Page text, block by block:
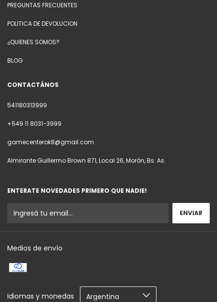
PREGUNTAS FRECUENTES
POLITICA DE DEVOLUCION
¿QUIENES SOMOS?
BLOG
CONTACTÁNOS
541180313999
+549 11 8031-3999
gamecenterok8@gmail.com
Almirante Guillermo Brown 871, Local 26, Morón, Bs. As.
ENTERATE NOVEDADES PRIMERO QUE NADIE!
Medios de envío
Idiomas y monedas